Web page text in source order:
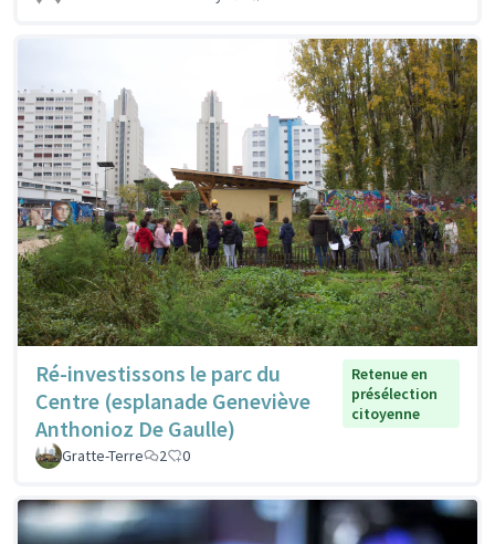
Ré-investissons le parc du
Centre (esplanade Geneviève
Anthonioz De Gaulle)
Retenue en
présélection
citoyenne
Gratte-Terre 2 0